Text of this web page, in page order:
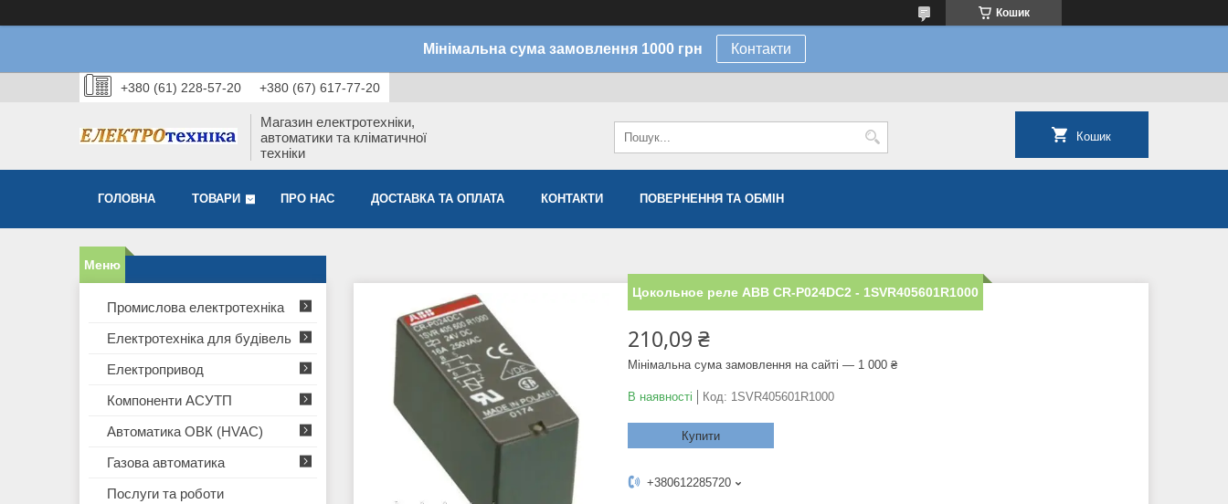
Кошик
Мінімальна сума замовлення 1000 грн Контакти
+380 (61) 228-57-20 +380 (67) 617-77-20
Магазин електротехніки,
автоматики та кліматичної
техніки
Кошик
ГОЛОВНА ТОВАРИ ПРО НАС ДОСТАВКА ТА ОПЛАТА КОНТАКТИ ПОВЕРНЕННЯ ТА ОБМІН
Цокольное реле ABB CR-P024DC2 - 1SVR405601R1000
210,09 ₴
Мінімальна сума замовлення на сайті — 1 000 ₴
В наявності Код: 1SVR405601R1000
Купити
+380612285720
Промислова електротехніка
Електротехніка для будівель
Електропривод
Компоненти АСУТП
Автоматика ОВК (HVAC)
Газова автоматика
Послуги та роботи